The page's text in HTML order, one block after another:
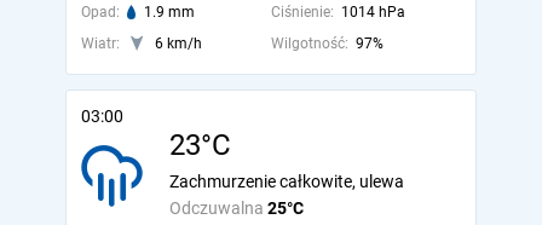
Opad: 1.9 mm Ciśnienie: 1014 hPa
Wiatr:
6 km/h Wilgotność: 97%
03:00
23°C
Odczuwalna 25°C
Zachmurzenie całkowite, ulewa